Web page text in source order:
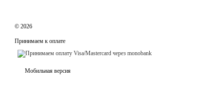
© 2026
Принимаем к оплате
Мобильная версия